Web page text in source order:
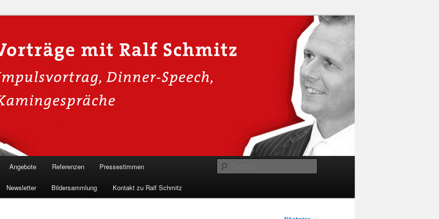
für Hackervorträge &
in die Welt der Cybersicherheit mit Ralf Schmitz. Erleben Sie Live-
& schützen Sie sich effektiv.
Angebote Referenzen Pressestimmen
Newsletter Bildersammlung Kontakt zu Ralf Schmitz